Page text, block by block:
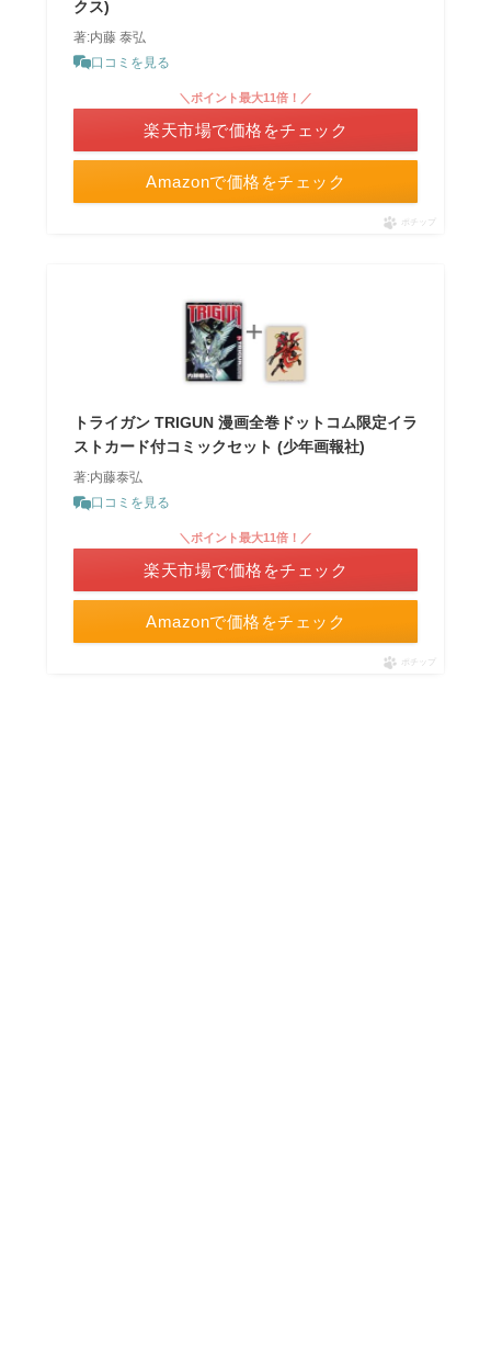
クス)
著:内藤 泰弘
口コミを見る
Amazonで価格をチェック
＼ポイント最大11倍！／
楽天市場で価格をチェック
ポチップ
トライガン TRIGUN 漫画全巻ドットコム限定イラ
ストカード付コミックセット (少年画報社)
著:内藤泰弘
口コミを見る
Amazonで価格をチェック
＼ポイント最大11倍！／
楽天市場で価格をチェック
ポチップ